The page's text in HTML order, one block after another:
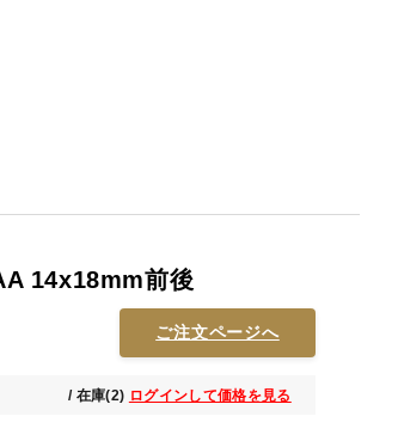
14x18mm前後
ご注文ページへ
/ 在庫(2) ログインして価格を見る